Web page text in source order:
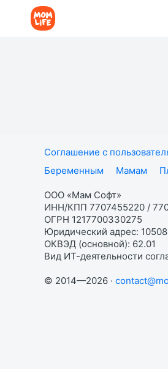
Соглашение с
Беременным
Мамам
ООО «Мам Софт»
ИНН/КПП 7707455220 /
ОГРН 1217700330275
Юридический адрес:
ОКВЭД (основной): 62.01
Вид ИТ-деятельности
© 2014—2026 ·